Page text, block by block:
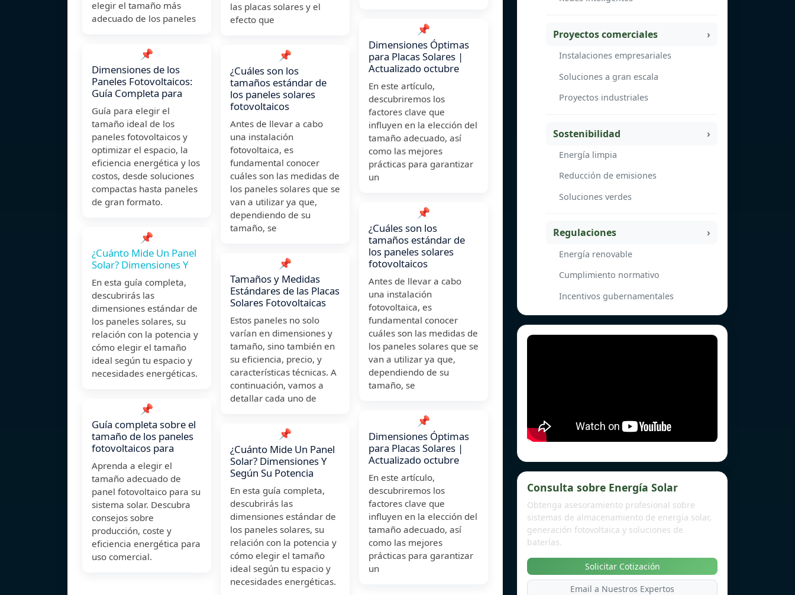
elegir el tamaño más
adecuado de los paneles
📌
Dimensiones de los
Paneles Fotovoltaicos:
Guía Completa para
Guía para elegir el
tamaño ideal de los
paneles fotovoltaicos y
optimizar el espacio, la
eficiencia energética y los
costos, desde soluciones
compactas hasta paneles
de gran formato.
📌
¿Cuánto Mide Un Panel
Solar? Dimensiones Y
En esta guía completa,
descubrirás las
dimensiones estándar de
los paneles solares, su
relación con la potencia y
cómo elegir el tamaño
ideal según tu espacio y
necesidades energéticas.
📌
Guía completa sobre el
tamaño de los paneles
fotovoltaicos para
Aprenda a elegir el
tamaño adecuado de
panel fotovoltaico para su
sistema solar. Descubra
consejos sobre
producción, coste y
eficiencia energética para
uso comercial.
las placas solares y el
efecto que
📌
¿Cuáles son los
tamaños estándar de
los paneles solares
fotovoltaicos
Antes de llevar a cabo
una instalación
fotovoltaica, es
fundamental conocer
cuáles son las medidas de
los paneles solares que se
van a utilizar ya que,
dependiendo de su
tamaño, se
📌
Tamaños y Medidas
Estándares de las Placas
Solares Fotovoltaicas
Estos paneles no solo
varían en dimensiones y
tamaño, sino también en
su eficiencia, precio, y
características técnicas. A
continuación, vamos a
detallar cada uno de
📌
¿Cuánto Mide Un Panel
Solar? Dimensiones Y
Según Su Potencia
En esta guía completa,
descubrirás las
dimensiones estándar de
los paneles solares, su
relación con la potencia y
cómo elegir el tamaño
ideal según tu espacio y
necesidades energéticas.
📌
Dimensiones Óptimas
para Placas Solares |
Actualizado octubre
En este artículo,
descubriremos los
factores clave que
influyen en la elección del
tamaño adecuado, así
como las mejores
prácticas para garantizar
un
📌
¿Cuáles son los
tamaños estándar de
los paneles solares
fotovoltaicos
Antes de llevar a cabo
una instalación
fotovoltaica, es
fundamental conocer
cuáles son las medidas de
los paneles solares que se
van a utilizar ya que,
dependiendo de su
tamaño, se
📌
Dimensiones Óptimas
para Placas Solares |
Actualizado octubre
En este artículo,
descubriremos los
factores clave que
influyen en la elección del
tamaño adecuado, así
como las mejores
prácticas para garantizar
un
Proyectos comerciales
Instalaciones empresariales
Soluciones a gran escala
Proyectos industriales
Sostenibilidad
Energía limpia
Reducción de emisiones
Soluciones verdes
Regulaciones
Energía renovable
Cumplimiento normativo
Incentivos gubernamentales
Consulta sobre Energía Solar
Obtenga asesoramiento profesional sobre
sistemas de almacenamiento de energía solar,
generación fotovoltaica y soluciones de
baterías.
Solicitar Cotización
Email a Nuestros Expertos